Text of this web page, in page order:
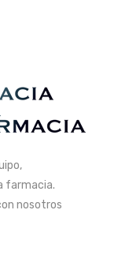
farmacia.
nosotros